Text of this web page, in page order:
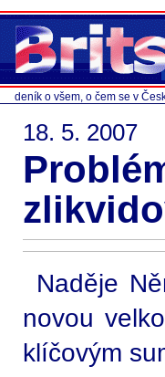
deník o všem, o čem se v
18. 5. 2007
Naděje
novou
klíčovým